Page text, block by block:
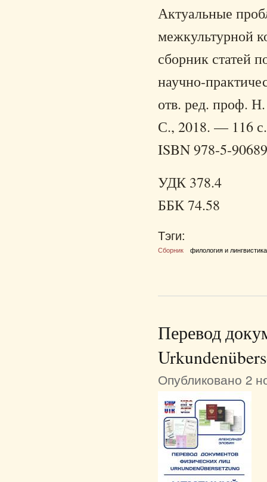
Актуальные
межкультурной
сборник статей
научно-
отв. ред. проф.
С., 2018. — 116 с.
ISBN 978-5-
УДК 378.4
ББК 74.58
Тэги:
Сборник филология и лингвистика
Перевод
Опубликовано 2